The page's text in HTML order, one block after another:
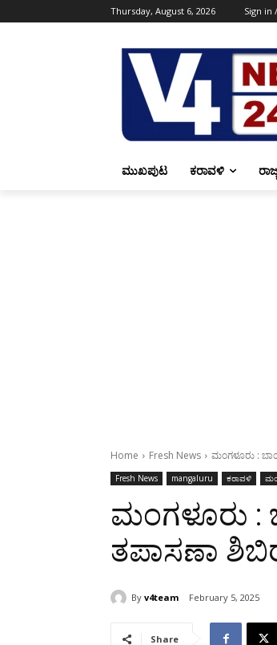
Thursday, August 6, 2026 Sign in
ಮುಖಪುಟ ಕರಾವಳಿ
Home Fresh News ಮಂಗಳೂರು :
Fresh News mangaluru ಕರಾವಳಿ
ಮಂಗಳೂರು :
ತಪಾಸಣಾ
By v4team February 5, 2025
Share